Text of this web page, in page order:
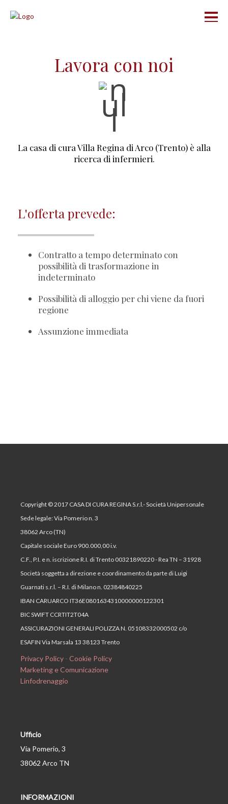
Lavora con noi
La casa di cura Villa Regina di Arco (Trento) è alla
ricerca di infermieri.
L'offerta prevede:
Contratto a tempo determinato con
possibilità di trasformazione in
indeterminato
Possibilità di alloggio per chi viene da fuori
regione
Assunzione immediata
Copyright © 2017 CASA DI CURA REGINA S.r.l.- Società Unipersonale
Sede legale: Via Pomerio n. 3
38062 Arco (TN)
Capitale sociale Euro 900.000,00 i.v.
C.F., P.I. e n. iscrizione R.I. di Trento 00321890220 - Rea TN – 31928
Società soggetta a direzione e coordinamento da parte di Luigi
Guarnati s.r.l. – R.I. di Milano n. 02384840225
IBAN CARUARCO IT36E0801634310000000122301
BIC SWIFT CCRTIT2T04A
ASSICURAZIONI GENERALI POLIZZA N. 05108332000502 c/o
ESAFIN Via Marsala 13 38123 Trento
Privacy Policy - Cookie Policy
Marketing e Comunicazione
Linfodrenaggio
Ufficio
Via Pomerio, 3
38062 Arco TN
INFORMAZIONI